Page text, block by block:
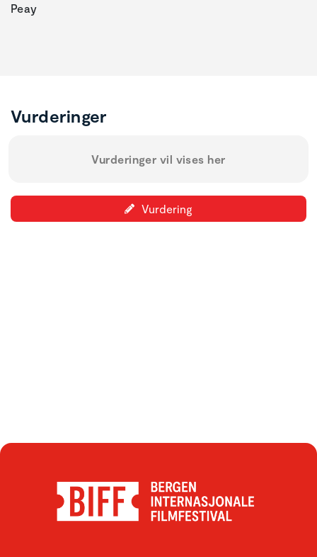
Peay
Vurderinger
Vurderinger vil vises her
Vurdering